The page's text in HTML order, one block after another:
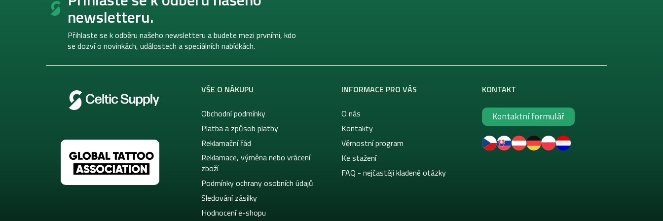
newsletteru.
Přihlaste se k odběru našeho newsletteru a budete mezi prvními, kdo
se dozví o novinkách, událostech a speciálních nabídkách.
VŠE O NÁKUPU
Obchodní podmínky
Platba a způsob platby
Reklamační řád
Reklamace, výměna nebo vrácení
zboží
Podmínky ochrany osobních údajů
Sledování zásilky
Hodnocení e-shopu
INFORMACE PRO VÁS
O nás
Kontakty
Věrnostní program
Ke stažení
FAQ - nejčastěji kladené otázky
KONTAKT
Kontaktní formulář